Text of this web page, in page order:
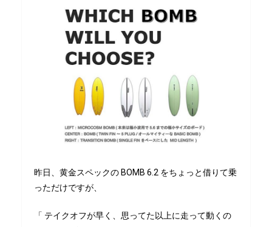
昨日、黄金スペックの BOMB 6.2 をちょっと借りて乗
っただけですが、
「 テイクオフが早く、思ってた以上に走って動くの